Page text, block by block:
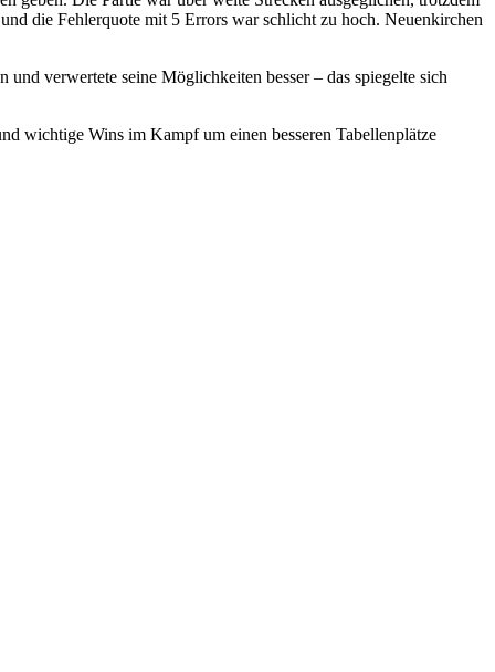
die Fehlerquote mit 5 Errors war schlicht zu hoch. Neuenkirchen
verwertete seine Möglichkeiten besser – das spiegelte sich
wichtige Wins im Kampf um einen besseren Tabellenplätze